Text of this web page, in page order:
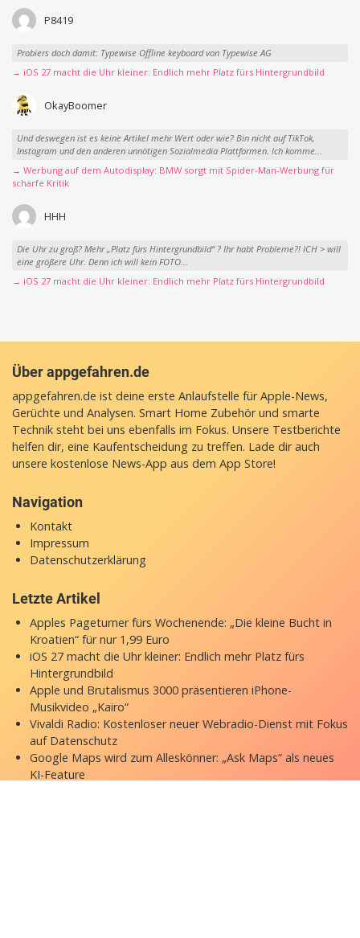
P8419
Probiers doch damit: Typewise Offline keyboard von Typewise AG
→ iOS 27 macht die Uhr kleiner: Endlich mehr Platz fürs Hintergrundbild
OkayBoomer
Und deswegen ist es keine Artikel mehr Wert oder wie? Bin nicht auf TikTok,
Instagram und den anderen unnötigen Sozialmedia Plattformen. Ich komme...
→ Werbung auf dem Autodisplay: BMW sorgt mit Spider-Man-Werbung für
scharfe Kritik
HHH
Die Uhr zu groß? Mehr „Platz fürs Hintergrundbild“ ? Ihr habt Probleme?! ICH > will
eine größere Uhr. Denn ich will kein FOTO...
→ iOS 27 macht die Uhr kleiner: Endlich mehr Platz fürs Hintergrundbild
Über appgefahren.de
appgefahren.de ist deine erste Anlaufstelle für Apple-News,
Gerüchte und Analysen. Smart Home Zubehör und smarte
Technik steht bei uns ebenfalls im Fokus. Unsere Testberichte
helfen dir, eine Kaufentscheidung zu treffen. Lade dir auch
unsere kostenlose News-App aus dem App Store!
Navigation
Kontakt
Impressum
Datenschutzerklärung
Letzte Artikel
Apples Pageturner fürs Wochenende: „Die kleine Bucht in
Kroatien“ für nur 1,99 Euro
iOS 27 macht die Uhr kleiner: Endlich mehr Platz fürs
Hintergrundbild
Apple und Brutalismus 3000 präsentieren iPhone-
Musikvideo „Kairo“
Vivaldi Radio: Kostenloser neuer Webradio-Dienst mit Fokus
auf Datenschutz
Google Maps wird zum Alleskönner: „Ask Maps“ als neues
KI-Feature